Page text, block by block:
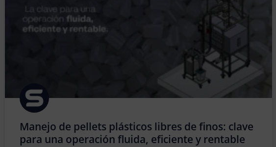
Manejo de pellets plásticos libres de finos: clave
para una operación fluida, eficiente y rentable